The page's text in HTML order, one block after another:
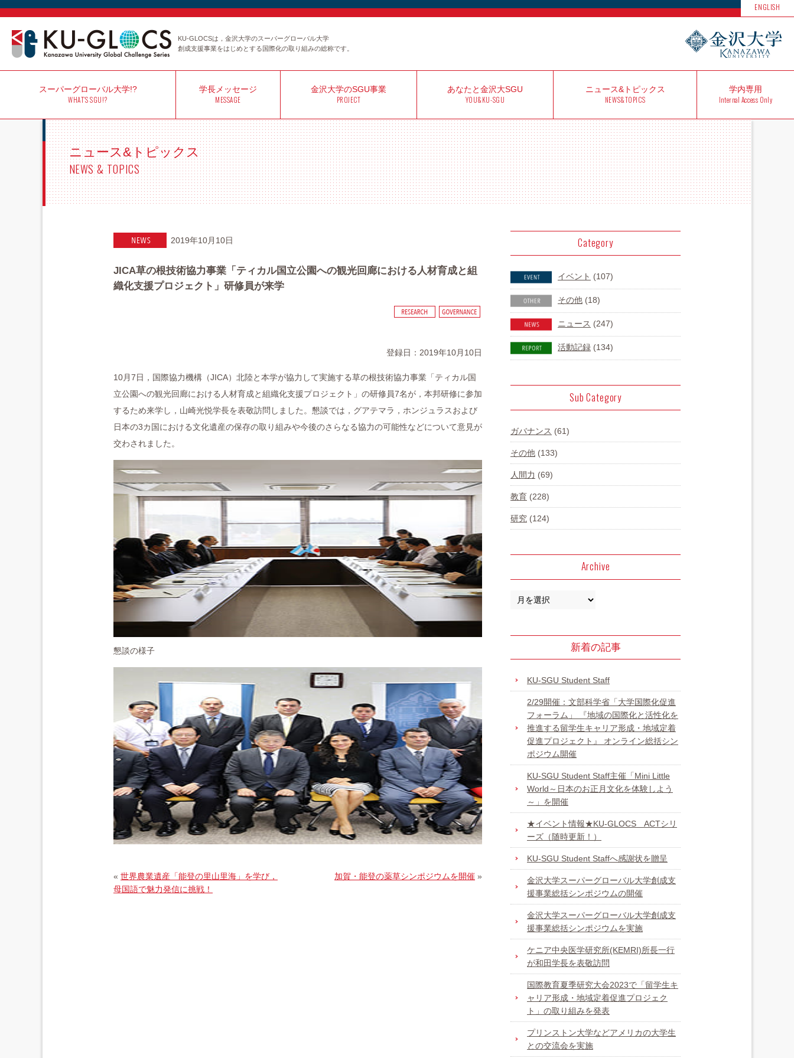
ENGLISH
KU-GLOCSは，金沢大学のスーパーグローバル大学
創成支援事業をはじめとする国際化の取り組みの総称です。
スーパーグローバル大学!?
WHAT'S SGU!?
学長メッセージ
MESSAGE
金沢大学のSGU事業
PROJECT
あなたと金沢大SGU
YOU&KU-SGU
ニュース&トピックス
NEWS&TOPICS
学内専用
Internal Access Only
ニュース&トピックス
NEWS & TOPICS
2019年10月10日
JICA草の根技術協力事業「ティカル国立公園への観光回廊における人材育成と組
織化支援プロジェクト」研修員が来学
登録日：2019年10月10日
10月7日，国際協力機構（JICA）北陸と本学が協力して実施する草の根技術協力事業「ティカル国
立公園への観光回廊における人材育成と組織化支援プロジェクト」の研修員7名が，本邦研修に参加
するため来学し，山崎光悦学長を表敬訪問しました。懇談では，グアテマラ，ホンジュラスおよび
日本の3カ国における文化遺産の保存の取り組みや今後のさらなる協力の可能性などについて意見が
交わされました。
懇談の様子
« 世界農業遺産「能登の里山里海」を学び，
母国語で魅力発信に挑戦！
加賀・能登の薬草シンポジウムを開催 »
Category
イベント (107)
その他 (18)
ニュース (247)
活動記録 (134)
Sub Category
ガバナンス (61)
その他 (133)
人間力 (69)
教育 (228)
研究 (124)
Archive
新着の記事
KU-SGU Student Staff
2/29開催：文部科学省「大学国際化促進
フォーラム」 『地域の国際化と活性化を
推進する留学生キャリア形成・地域定着
促進プロジェクト』 オンライン総括シン
ポジウム開催
KU-SGU Student Staff主催「Mini Little
World～日本のお正月文化を体験しよう
～」を開催
★イベント情報★KU-GLOCS ACTシリ
ーズ（随時更新！）
KU-SGU Student Staffへ感謝状を贈呈
金沢大学スーパーグローバル大学創成支
援事業総括シンポジウムの開催
金沢大学スーパーグローバル大学創成支
援事業総括シンポジウムを実施
ケニア中央医学研究所(KEMRI)所長一行
が和田学長を表敬訪問
国際教育夏季研究大会2023で「留学生キ
ャリア形成・地域定着促進プロジェク
ト」の取り組みを発表
プリンストン大学などアメリカの大学生
との交流会を実施